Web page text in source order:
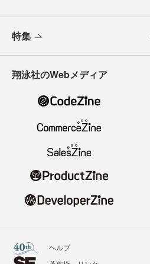
特集
翔泳社のWebメディア
ヘルプ